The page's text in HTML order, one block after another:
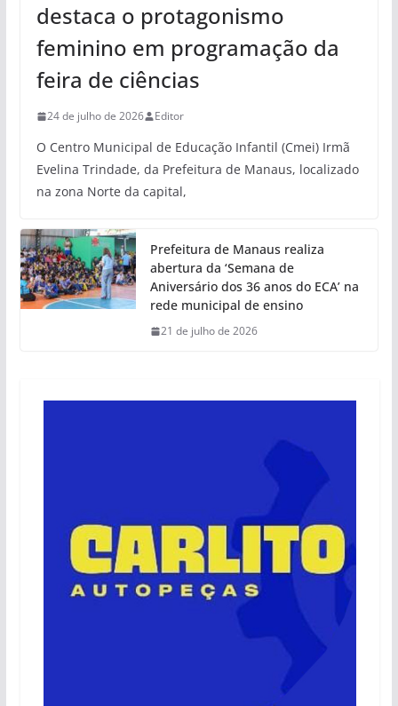
destaca o protagonismo
feminino em programação da
feira de ciências
24 de julho de 2026 Editor
O Centro Municipal de Educação Infantil (Cmei) Irmã
Evelina Trindade, da Prefeitura de Manaus, localizado
na zona Norte da capital,
Prefeitura de Manaus realiza
abertura da ‘Semana de
Aniversário dos 36 anos do ECA’ na
rede municipal de ensino
21 de julho de 2026